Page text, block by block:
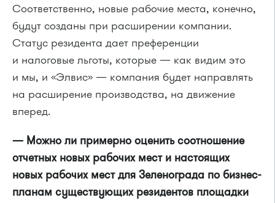
Соответственно, новые рабочие места, конечно,
будут созданы при расширении компании.
Статус резидента дает преференции
и налоговые льготы, которые — как видим это
и мы, и «Элвис» — компания будет направлять
на расширение производства, на движение
вперед.
— Можно ли примерно оценить соотношение
отчетных новых рабочих мест и настоящих
новых рабочих мест для Зеленограда по бизнес-
планам существующих резидентов площадки